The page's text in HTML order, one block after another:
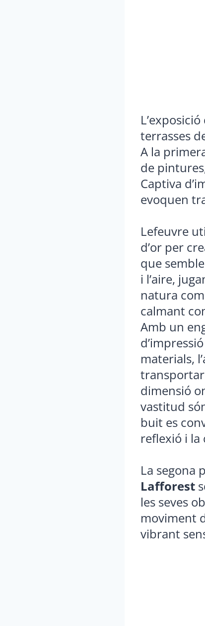
terrasses
A la
de
Captiva
evoquen
Lefeuvre
d’or per
que
i l’aire,
natura
calmant
Amb un
materials,
dimensió
vastitud
buit es
reflexió i la
La segona
Lafforest
les seves
moviment
vibrant